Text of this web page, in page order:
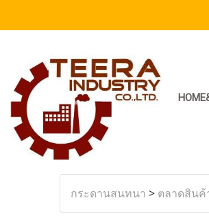
กระดานสนทนา > ตลาดสิน